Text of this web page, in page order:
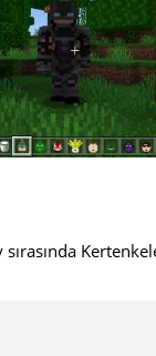
sırasında